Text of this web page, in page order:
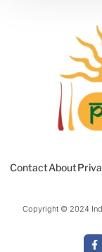
ContactAbout
Copyright © 2024
a